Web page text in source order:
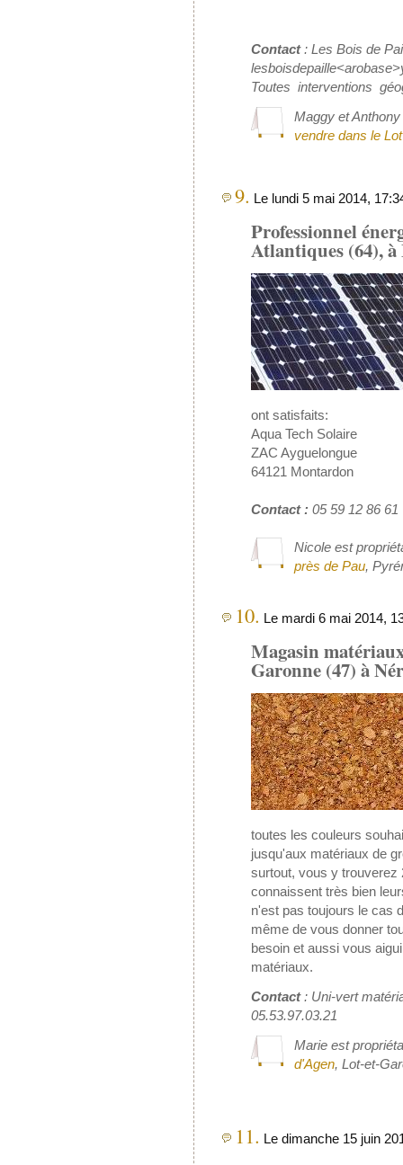
Contact: Les Bois de
Toutes interventions
Maggy et
vendre dans le
9. Le lundi 5 mai 2014,
Professionnel
Atlantiques (64),
ont satisfaits:
Aqua Tech Solaire
ZAC Ayguelongue
64121 Montardon
Contact : 05 59 12 86 61
Nicole est
près de Pau,
10. Le mardi 6 mai 2014,
Magasin
Garonne (47) à
toutes les couleurs
jusqu'aux matériaux de
surtout, vous y trouverez
connaissent très bien
n'est pas toujours le cas
même de vous donner
besoin et aussi vous
matériaux.
Contact: Uni-vert
05.53.97.03.21
Marie est
d'Agen, Lot-et-
11. Le dimanche 15 juin